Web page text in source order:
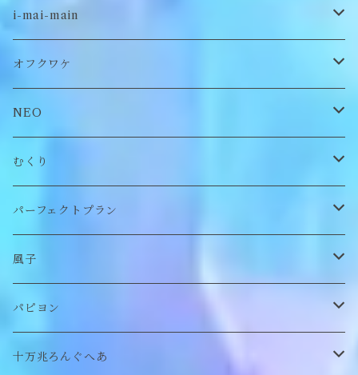
古着
オリジナル
i-mai-main
ビスチェ
付け襟
帽子
スヌード
チョーカー/ネックレス
バッグ
バブーシュカ
オフクワケ
トップス
アウター
付け襟
bag/巾着
パンツ
ヘアアクセサリー
NEO
財布
ポーチ
bag/巾着
ピアス/イヤリング
イヤカフ
むくり
リング
ピアス/イヤリング
ブローチ
刺繍キャップ
パーフェクトプラン
ワンピース
トップス
アウター
風子
ぬいぐるみ
刺繍ポーチ
パピヨン
ぬいぐるみ
十万兆ろんぐへあ